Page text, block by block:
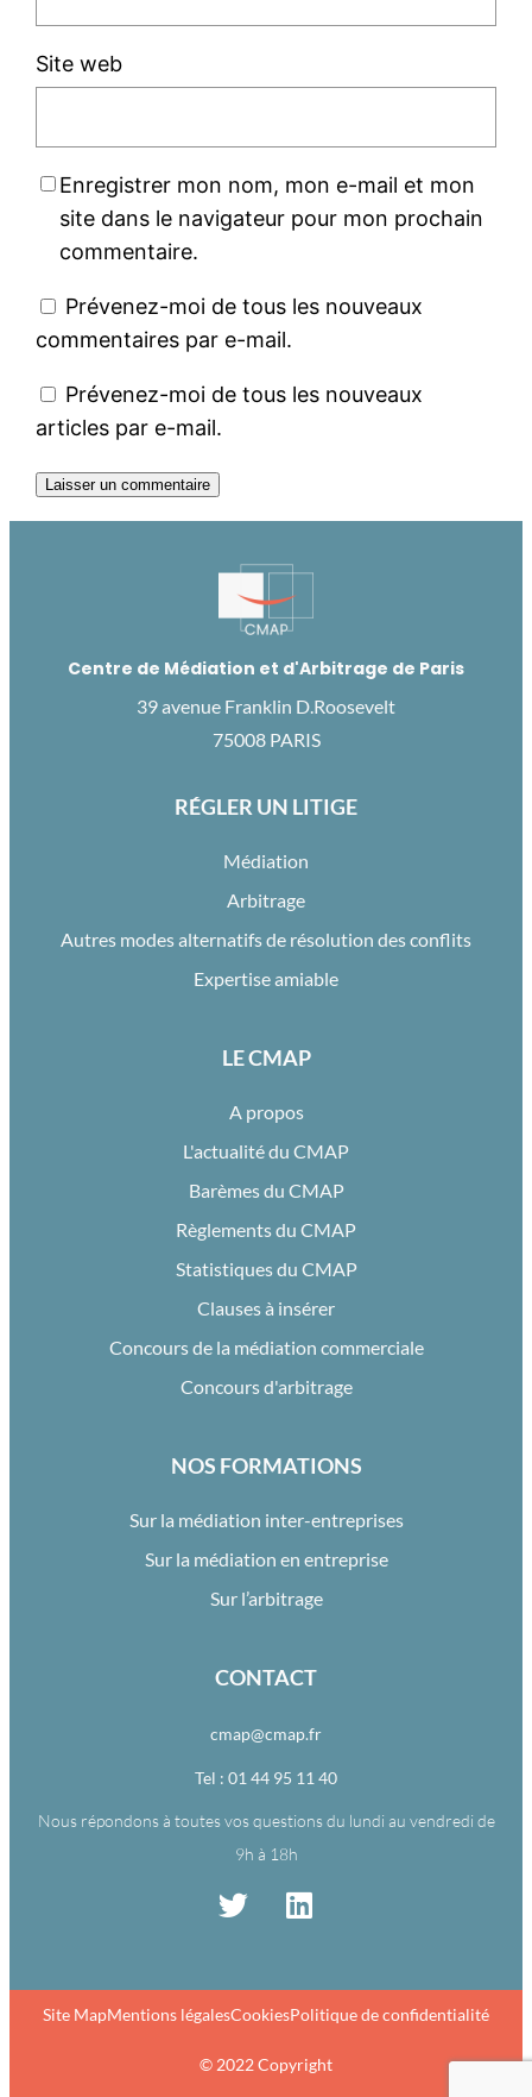
Site web
Enregistrer mon nom, mon e-mail et mon
site dans le navigateur pour mon prochain
commentaire.
Prévenez-moi de tous les nouveaux
commentaires par e-mail.
Prévenez-moi de tous les nouveaux
articles par e-mail.
Centre de Médiation et d'Arbitrage de Paris
39 avenue Franklin D.Roosevelt
75008 PARIS
RÉGLER UN LITIGE
Médiation
Arbitrage
Autres modes alternatifs de résolution des conflits
Expertise amiable
LE CMAP
A propos
L'actualité du CMAP
Barèmes du CMAP
Règlements du CMAP
Statistiques du CMAP
Clauses à insérer
Concours de la médiation commerciale
Concours d'arbitrage
NOS FORMATIONS
Sur la médiation inter-entreprises
Sur la médiation en entreprise
Sur l’arbitrage
CONTACT
cmap@cmap.fr
Tel : 01 44 95 11 40
Nous répondons à toutes vos questions du lundi au vendredi de
9h à 18h
Site MapMentions légalesCookiesPolitique de confidentialité
© 2022 Copyright